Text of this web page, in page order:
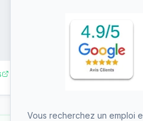
Vous recherchez un emploi